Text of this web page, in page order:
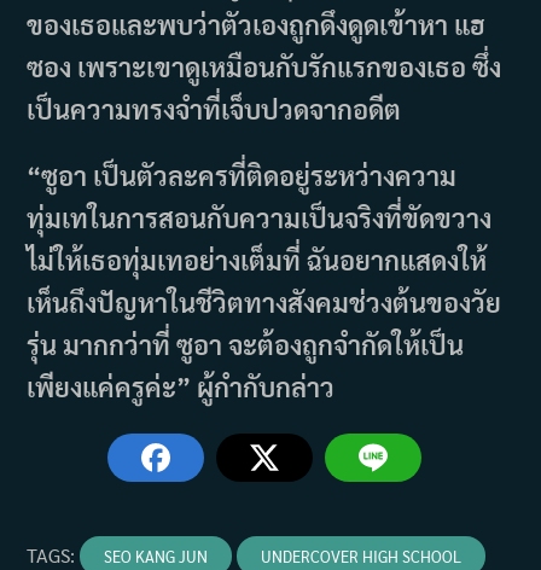
ของเธอและพบว่าตัวเองถูกดึงดูดเข้าหา แฮ
ซอง เพราะเขาดูเหมือนกับรักแรกของเธอ ซึ่ง
เป็นความทรงจำที่เจ็บปวดจากอดีต
“ซูอา เป็นตัวละครที่ติดอยู่ระหว่างความ
ทุ่มเทในการสอนกับความเป็นจริงที่ขัดขวาง
ไม่ให้เธอทุ่มเทอย่างเต็มที่ ฉันอยากแสดงให้
เห็นถึงปัญหาในชีวิตทางสังคมช่วงต้นของวัย
รุ่น มากกว่าที่ ซูอา จะต้องถูกจำกัดให้เป็น
เพียงแค่ครูค่ะ” ผู้กำกับกล่าว
TAGS: SEO KANG JUN UNDERCOVER HIGH SCHOOL